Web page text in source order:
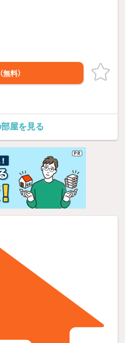
（無料）
屋を見る